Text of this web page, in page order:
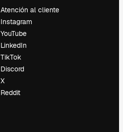
Atención al cliente
Instagram
YouTube
LinkedIn
TikTok
Discord
X
Reddit